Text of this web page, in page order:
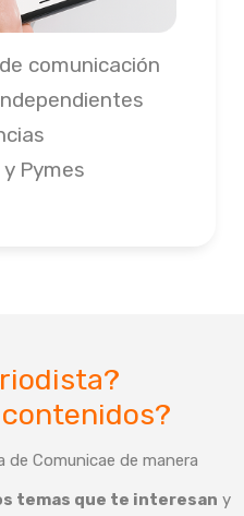
comunicación
Pymes
de Comunicae de manera
temas que te interesan y